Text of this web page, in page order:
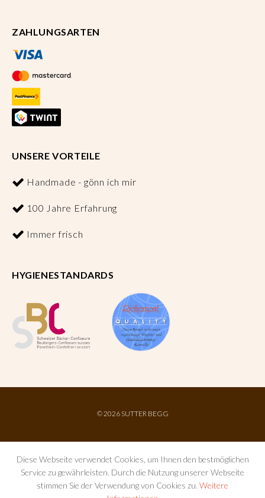
ZAHLUNGSARTEN
UNSERE VORTEILE
Handmade - gönn ich mir
100 Jahre Erfahrung
Immer frisch
HYGIENESTANDARDS
© 2026 SUTTER BEGG
Diese Webseite verwendet Cookies, um Ihnen den bestmöglichen
Service zu gewährleisten. Durch die Nutzung unserer Webseite
stimmen Sie der Verwendung von Cookies zu. Weitere